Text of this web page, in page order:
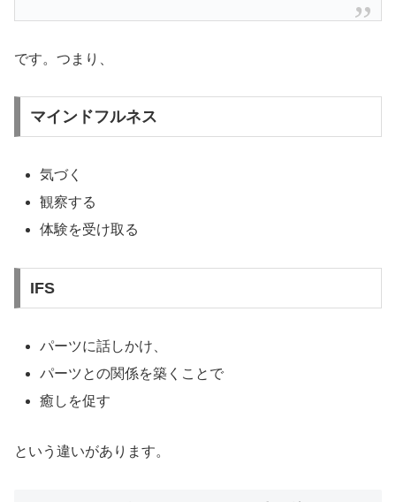
です。つまり、
マインドフルネス
気づく
観察する
体験を受け取る
IFS
パーツに話しかけ、
パーツとの関係を築くことで
癒しを促す
という違いがあります。